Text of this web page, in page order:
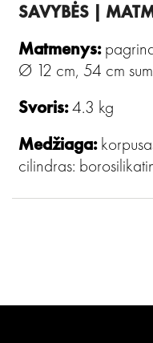
SAVYBĖS |
Matmenys:
Ø 12 cm, 54 cm
Svoris:4.3 kg
Medžiaga:
cilindras: